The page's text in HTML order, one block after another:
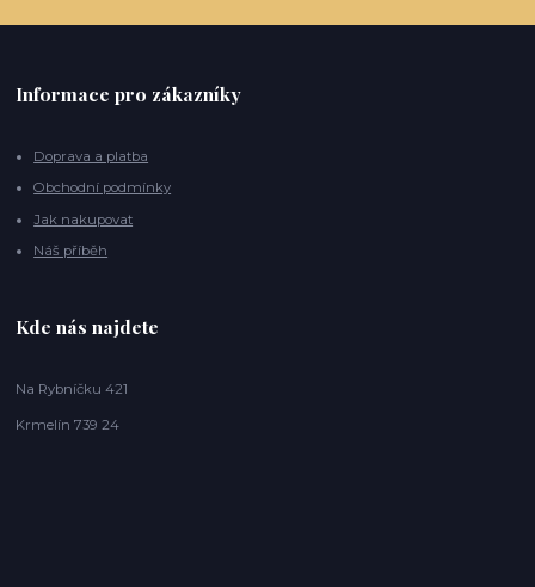
Informace pro zákazníky
Doprava a platba
Obchodní podmínky
Jak nakupovat
Náš příběh
Kde nás najdete
Na Rybníčku 421
Krmelín 739 24